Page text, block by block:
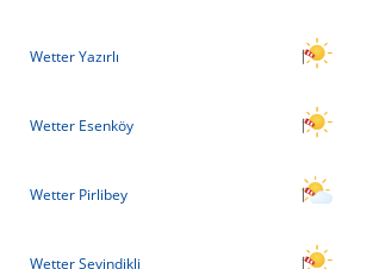
Wetter Yazırlı
Wetter Esenköy
Wetter Pirlibey
Wetter Sevindikli